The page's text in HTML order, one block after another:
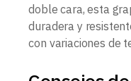
doble cara, esta
duradera y
con variaciones de